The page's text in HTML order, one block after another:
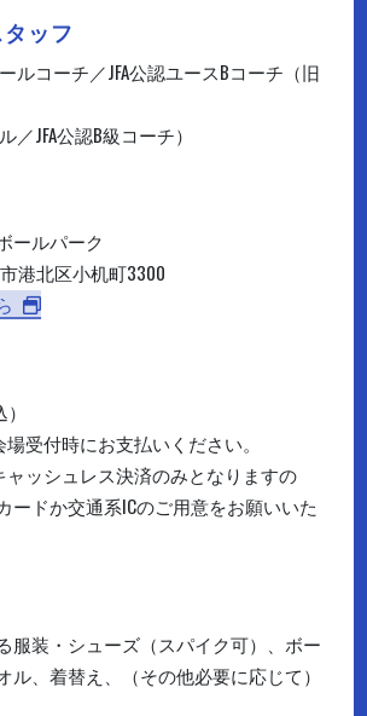
ッフ
ルコーチ／JFA公認ユースBコーチ（旧
JFA公認B級コーチ）
ールパーク
港北区小机町3300
受付時にお支払いください。
ッシュレス決済のみとなりますの
ードか交通系ICのご用意をお願いいた
服装・シューズ（スパイク可）、ボー
ル、着替え、（その他必要に応じて）